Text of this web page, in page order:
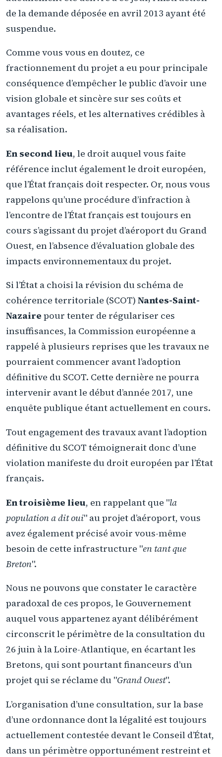
de la demande déposée en avril 2013 ayant été
suspendue.
Comme vous vous en doutez, ce
fractionnement du projet a eu pour principale
conséquence d’empêcher le public d’avoir une
vision globale et sincère sur ses coûts et
avantages réels, et les alternatives crédibles à
sa réalisation.
En second lieu, le droit auquel vous faite
référence inclut également le droit européen,
que l’État français doit respecter. Or, nous vous
rappelons qu’une procédure d’infraction à
l’encontre de l’État français est toujours en
cours s’agissant du projet d’aéroport du Grand
Ouest, en l’absence d’évaluation globale des
impacts environnementaux du projet.
Si l’État a choisi la révision du schéma de
cohérence territoriale (SCOT) Nantes-Saint-
Nazaire pour tenter de régulariser ces
insuffisances, la Commission européenne a
rappelé à plusieurs reprises que les travaux ne
pourraient commencer avant l’adoption
définitive du SCOT. Cette dernière ne pourra
intervenir avant le début d’année 2017, une
enquête publique étant actuellement en cours.
Tout engagement des travaux avant l’adoption
définitive du SCOT témoignerait donc d’une
violation manifeste du droit européen par l’État
français.
En troisième lieu, en rappelant que "la
population a dit oui" au projet d’aéroport, vous
avez également précisé avoir vous-même
besoin de cette infrastructure "en tant que
Breton".
Nous ne pouvons que constater le caractère
paradoxal de ces propos, le Gouvernement
auquel vous appartenez ayant délibérément
circonscrit le périmètre de la consultation du
26 juin à la Loire-Atlantique, en écartant les
Bretons, qui sont pourtant financeurs d’un
projet qui se réclame du "Grand Ouest".
L’organisation d’une consultation, sur la base
d’une ordonnance dont la légalité est toujours
actuellement contestée devant le Conseil d’État,
dans un périmètre opportunément restreint et